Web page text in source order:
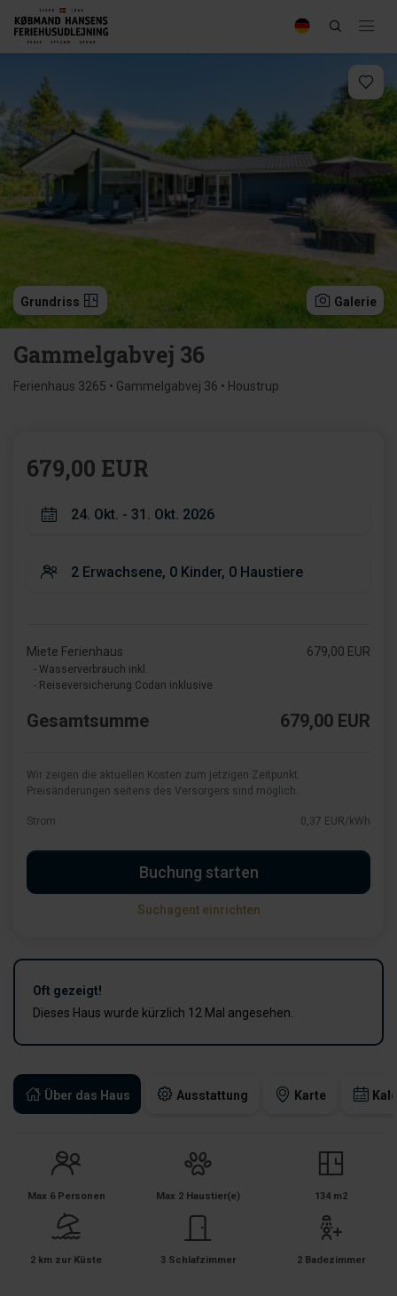
Grundriss Galerie
Gammelgabvej 36
Ferienhaus 3265 • Gammelgabvej 36 • Houstrup
Über das Haus Ausstattung Karte
Max 6 Personen Max 2 Haustier(e) 134 m2
2 km zur Küste 3 Schlafzimmer 2 Badezimmer
679,00 EUR
Miete Ferienhaus
- Wasserverbrauch inkl.
- Reiseversicherung Codan inklusive
679,00 EUR
Gesamtsumme 679,00 EUR
Wir zeigen die aktuellen Kosten zum jetzigen Zeitpunkt.
Preisänderungen seitens des Versorgers sind möglich.
Strom 0,37 EUR/kWh
Buchung starten
Suchagent einrichten
Oft gezeigt!
Dieses Haus wurde kürzlich 12 Mal angesehen.